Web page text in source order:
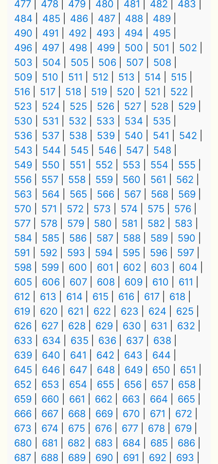
477 478 479 480 481 482
483
484
485 486 487 488
489
490
491 492 493 494
495
496
497 498 499 500 501
502
503
504 505 506 507
508
509
510 511 512 513 514
515
516
517 518 519 520 521
522
523
524 525 526 527 528
529
530
531 532 533 534
535
536
537 538 539 540 541
542
543
544 545 546 547
548
549
550 551 552 553 554
555
556
557 558 559 560 561
562
563
564 565 566 567 568
569
570
571 572 573 574 575
576
577
578 579 580 581 582
583
584
585 586 587 588 589
590
591
592 593 594 595 596
597
598
599 600 601 602 603
604
605
606 607 608 609 610
611
612
613 614 615 616 617
618
619
620 621 622 623 624
625
626
627 628 629 630 631
632
633
634 635 636 637
638
639
640 641 642 643
644
645
646 647 648 649 650
651
652
653 654 655 656 657
658
659
660 661 662 663 664
665
666
667 668 669 670 671
672
673
674 675 676 677 678
679
680
681 682 683 684 685
686
687
688 689 690 691 692
693